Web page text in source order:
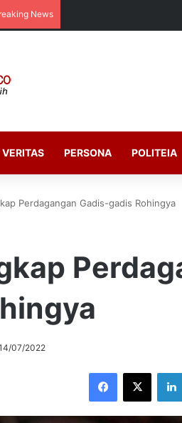
News
VERITAS PERSONA POLITEIA
Perdagangan Gadis-gadis Rohingya
07/2022
Facebook
X